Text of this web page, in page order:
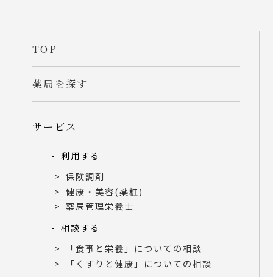
TOP
薬局を探す
サービス
利用する
保険調剤
健康・美容(薬粧)
薬局管理栄養士
相談する
「食事と栄養」についての相談
「くすりと健康」についての相談